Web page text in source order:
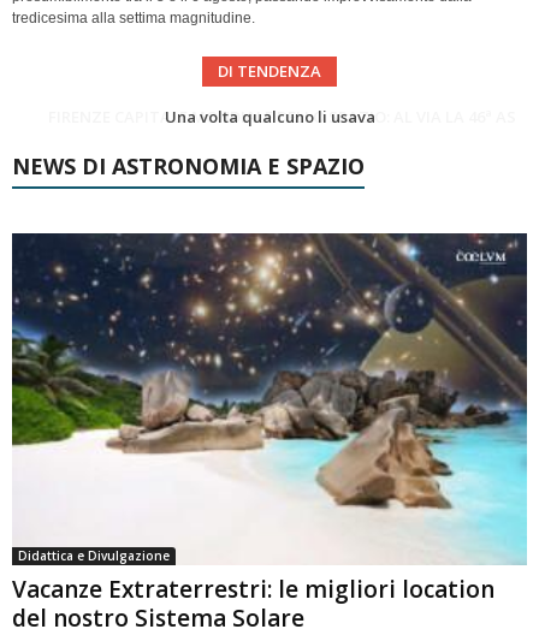
tredicesima alla settima magnitudine.
DI TENDENZA
Cielo del Mese di Agosto 2026
NEWS DI ASTRONOMIA E SPAZIO
Didattica e Divulgazione
Vacanze Extraterrestri: le migliori location
del nostro Sistema Solare